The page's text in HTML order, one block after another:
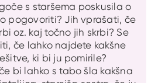
s staršema poskusila o
pogovoriti? Jih vprašati, če
oz. kaj točno jih skrbi? Se
če lahko najdete kakšne
ki bi ju pomirile?
bi lahko s tabo šla kakšna